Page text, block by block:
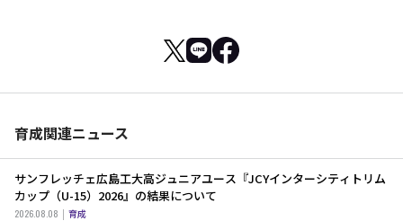
育成関連ニュース
サンフレッチェ広島工大高ジュニアユース『JCYインターシティトリム
カップ（U-15）2026』の結果について
2026.08.08 育成